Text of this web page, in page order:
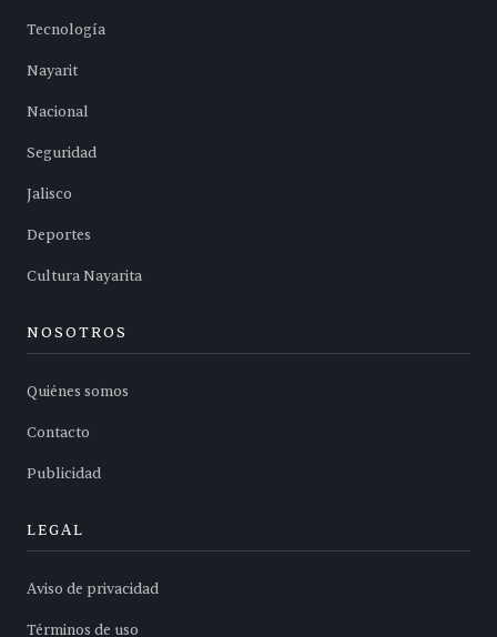
Tecnología
Nayarit
Nacional
Seguridad
Jalisco
Deportes
Cultura Nayarita
NOSOTROS
Quiénes somos
Contacto
Publicidad
LEGAL
Aviso de privacidad
Términos de uso